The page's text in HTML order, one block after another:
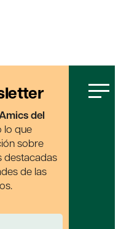
del
lo que
sobre
destacadas
de las